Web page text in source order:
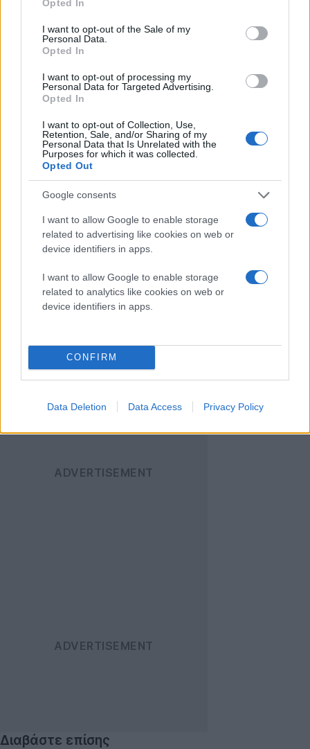
use your data for below specified purposes in below Google
consent section.
Opted In
I want to opt-out of the Sale of my
Personal Data.
Opted In
I want to opt-out of processing my
Personal Data for Targeted Advertising.
Opted In
I want to opt-out of Collection, Use,
Retention, Sale, and/or Sharing of my
Personal Data that Is Unrelated with the
Purposes for which it was collected.
Opted Out
Google consents
I want to allow Google to enable storage
related to advertising like cookies on web or
device identifiers in apps.
I want to allow Google to enable storage
related to analytics like cookies on web or
device identifiers in apps.
CONFIRM
Data Deletion Data Access Privacy Policy
ποδηλατών, των δρομέων και των κωπηλατών. Αυτό
θα μπορούσε να βοηθήσει στην εκλαΐκευση των
έξυπνων γυαλιών σε πιο mainstream καταναλωτές.
Πέρα από τα νέα γυαλιά, η Meta διερευνά επίσης ένα
ευρύ φάσμα συσκευών μεAI , συμπεριλαμβανομένων
εταιρεία αναπτύσσει επίσης ένα ζευγάρι έξυπνων
γυαλιών αξίας 1.000 δολαρίων με βάση τον σχεδιασμό
του Ray-Ban Meta, με μια οθόνη AR που προβάλλεται
στο κάτω μέρος του δεξιού φακού, σύμφωνα με την
αναφορά.
Ακολουθήστε το
Techgear.gr στο Google
Newsγια να
για όλα τα νέα άρθρα!
Διαβάστε επίσης